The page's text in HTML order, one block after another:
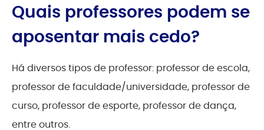
Quais professores podem se
aposentar mais cedo?
Há diversos tipos de professor: professor de escola,
professor de faculdade/universidade, professor de
curso, professor de esporte, professor de dança,
entre outros.